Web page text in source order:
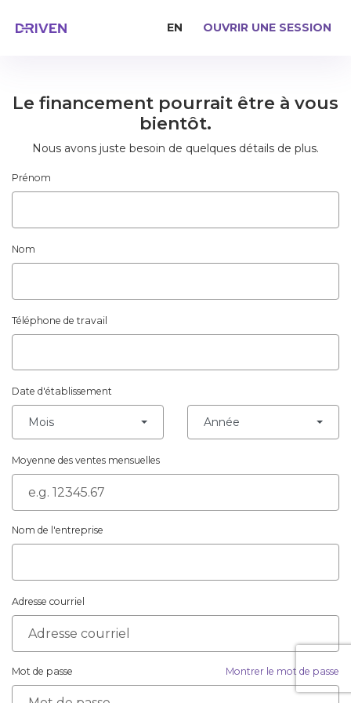
EN OUVRIR UNE SESSION
Le financement pourrait être à vous
bientôt.
Nous avons juste besoin de quelques détails de plus.
Prénom
Nom
Téléphone de travail
Date d'établissement
Mois Année
Moyenne des ventes mensuelles
Nom de l'entreprise
Adresse courriel
Mot de passe Montrer le mot de passe